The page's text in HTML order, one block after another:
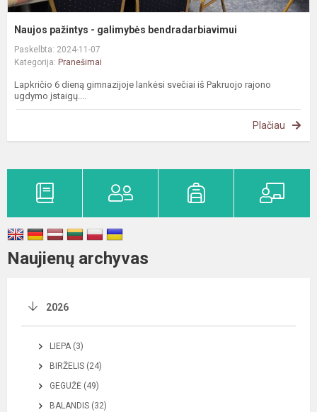
Naujos pažintys - galimybės bendradarbiavimui
Paskelbta: 2024-11-07
Kategorija: Pranešimai
Lapkričio 6 dieną gimnazijoje lankėsi svečiai iš Pakruojo rajono
ugdymo įstaigų....
Plačiau
Naujienų archyvas
2026
LIEPA (3)
BIRŽELIS (24)
GEGUŽĖ (49)
BALANDIS (32)